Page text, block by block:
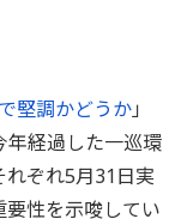
堅調かどうか」
年経過した一巡環
ぞれ5月31日実
性を示唆してい